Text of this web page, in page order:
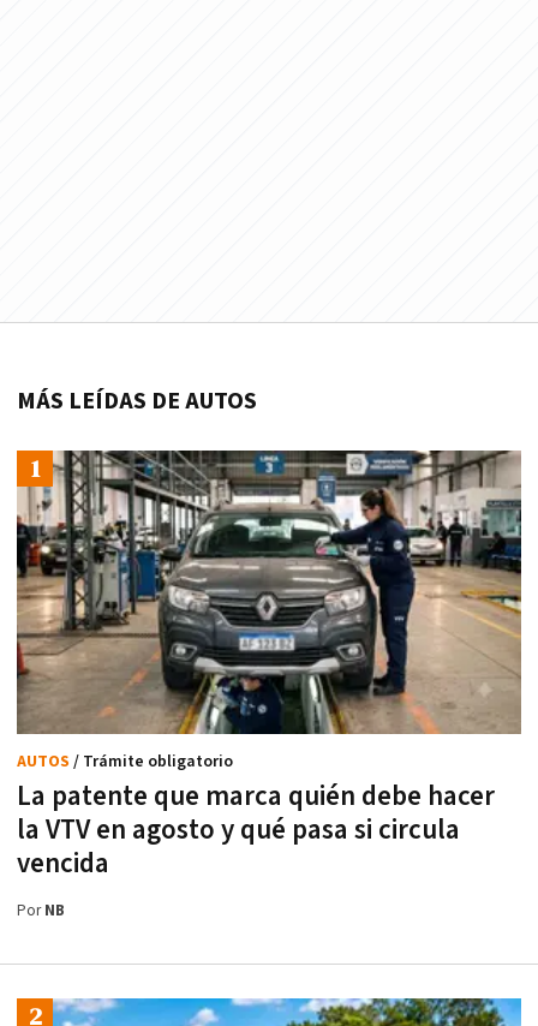
MÁS LEÍDAS DE AUTOS
La patente que marca quién debe hacer
la VTV en agosto y qué pasa si circula
vencida
AUTOS / Trámite obligatorio
PorNB